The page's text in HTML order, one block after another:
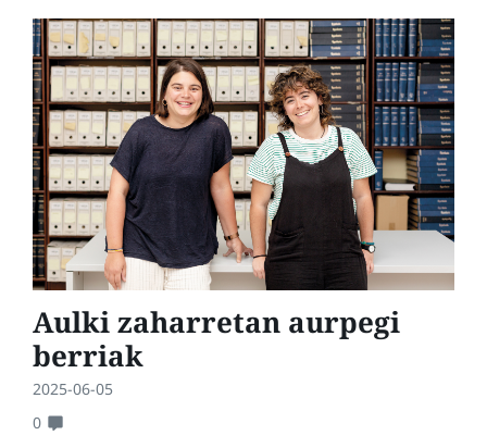
Aulki zaharretan aurpegi
berriak
2025-06-05
0